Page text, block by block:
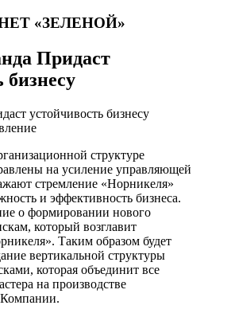
«ЗЕЛЕНОЙ»
Придаст
бизнесу
структуре
на усиление управляющей
стремление «Норникеля»
и эффективность бизнеса.
о формировании нового
который возглавит
Таким образом будет
вертикальной структуры
которая объединит все
на производстве